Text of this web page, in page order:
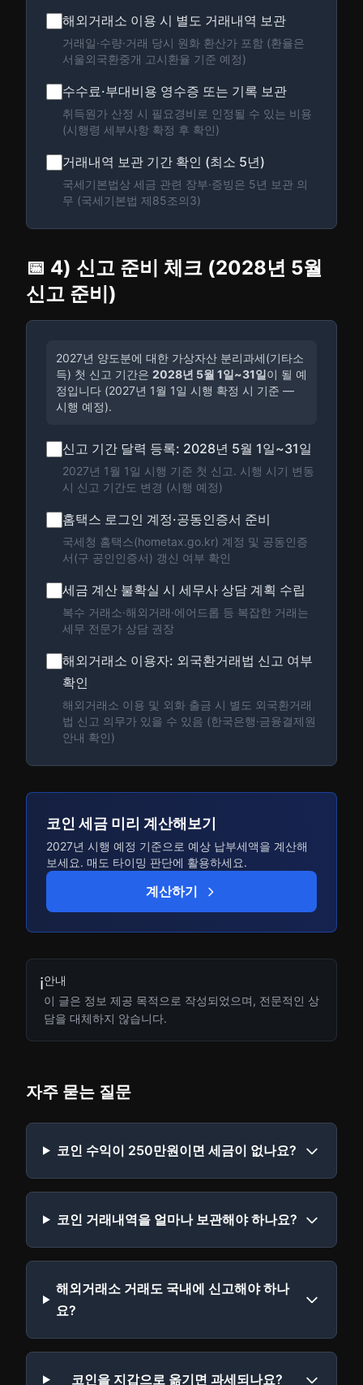
해외거래소 이용 시 별도 거래내역 보관
거래일·수량·거래 당시 원화 환산가 포함 (환율은
서울외국환중개 고시환율 기준 예정)
수수료·부대비용 영수증 또는 기록 보관
취득원가 산정 시 필요경비로 인정될 수 있는 비용
(시행령 세부사항 확정 후 확인)
거래내역 보관 기간 확인 (최소 5년)
국세기본법상 세금 관련 장부·증빙은 5년 보관 의
무 (국세기본법 제85조의3)
📅 4) 신고 준비 체크 (2028년 5월
신고 준비)
2027년 양도분에 대한 가상자산 분리과세(기타소
득) 첫 신고 기간은 2028년 5월 1일~31일이 될 예
정입니다 (2027년 1월 1일 시행 확정 시 기준 —
시행 예정).
신고 기간 달력 등록: 2028년 5월 1일~31일
2027년 1월 1일 시행 기준 첫 신고. 시행 시기 변동
시 신고 기간도 변경 (시행 예정)
홈택스 로그인 계정·공동인증서 준비
국세청 홈택스(hometax.go.kr) 계정 및 공동인증
서(구 공인인증서) 갱신 여부 확인
세금 계산 불확실 시 세무사 상담 계획 수립
복수 거래소·해외거래·에어드롭 등 복잡한 거래는
세무 전문가 상담 권장
해외거래소 이용자: 외국환거래법 신고 여부
확인
해외거래소 이용 및 외화 출금 시 별도 외국환거래
법 신고 의무가 있을 수 있음 (한국은행·금융결제원
안내 확인)
코인 세금 미리 계산해보기
2027년 시행 예정 기준으로 예상 납부세액을 계산해
보세요. 매도 타이밍 판단에 활용하세요.
계산하기
ℹ️안내
이 글은 정보 제공 목적으로 작성되었으며, 전문적인 상
담을 대체하지 않습니다.
자주 묻는 질문
코인 수익이 250만원이면 세금이 없나요?
코인 거래내역을 얼마나 보관해야 하나요?
해외거래소 거래도 국내에 신고해야 하나
요?
코인을 지갑으로 옮기면 과세되나요?